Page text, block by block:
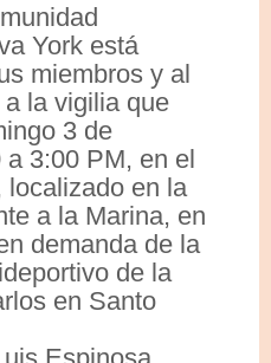
York está
miembros y al
la vigilia que
3 de
3:00 PM, en el
localizado en la
a la Marina, en
demanda de la
de la
en Santo